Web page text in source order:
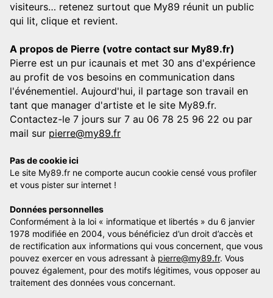
visiteurs… retenez surtout que My89 réunit un public
qui lit, clique et revient.
A propos de Pierre (votre contact sur My89.fr)
Pierre est un pur icaunais et met 30 ans d'expérience
au profit de vos besoins en communication dans
l'événementiel. Aujourd'hui, il partage son travail en
tant que manager d'artiste et le site My89.fr.
Contactez-le 7 jours sur 7 au 06 78 25 96 22 ou par
mail sur pierre@my89.fr
Pas de cookie ici
Le site My89.fr ne comporte aucun cookie censé vous profiler
et vous pister sur internet !
Données personnelles
Conformément à la loi « informatique et libertés » du 6 janvier
1978 modifiée en 2004, vous bénéficiez d’un droit d’accès et
de rectification aux informations qui vous concernent, que vous
pouvez exercer en vous adressant à pierre@my89.fr. Vous
pouvez également, pour des motifs légitimes, vous opposer au
traitement des données vous concernant.